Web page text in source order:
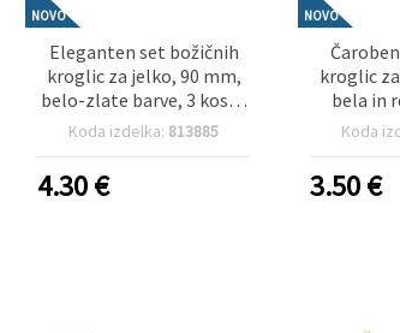
NOVO
Eleganten set božičnih
kroglic za jelko, 90 mm,
belo-zlate barve, 3 kosi –
idealno za praznično
drevesa in sezonske
dekoracije DIY
Koda izdelka: 813885
4.30€
NOVO
kroglic
bela in
kosov
Koda
3.50€